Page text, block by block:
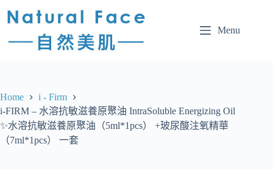
Menu
Home
i - Firm
i-FIRM – 水溶抗敏滋養原聚油 IntraSoluble Energizing Oil
✨水溶抗敏滋養原聚油（5ml*1pcs） +玻尿酸注氧精華
（7ml*1pcs） 一套